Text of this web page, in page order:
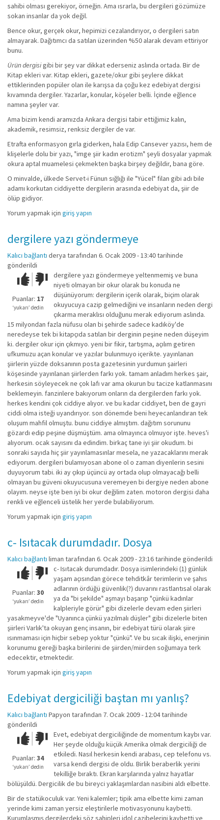
sahibi olması gerekiyor, örneğin. Ama ısrarla, bu dergileri gözümüze
sokan insanlar da yok değil.
Bence okur, gerçek okur, hepimizi cezalandırıyor, o dergileri satın
almayarak. Dağıtımcı da satılan üzerinden %50 alarak devam ettiriyor
bunu.
Ürün dergisigibi bir şey var dikkat ederseniz aslında ortada. Bir de
Kitap ekleri var. Kitap ekleri, gazete/okur gibi şeylere dikkat
ettiklerinden popüler olan ile karışsa da çoğu kez edebiyat dergisi
kıvamında dergiler. Yazarlar, konular, köşeler belli. İçinde eğlence
namına şeyler var.
Ama bizim kendi aramızda Ankara dergisi tabir ettiğimiz kalın,
akademik, resimsiz, renksiz dergiler de var.
Etrafta enformasyon gırla giderken, hala Edip Cansever yazısı, hem de
klişelerle dolu bir yazı, "imge şiir kadın erotizm" şeyli dosyalar yapmak
okura aptal muamelesi çekmekten başka birşey değildir, bana göre.
O minvalde, ülkede Servet-i Fünun sığlığı ile "Yücel" filan gibi adı bile
adamı korkutan ciddiyette dergilerin arasında edebiyat da, şiir de
ölüp gidiyor.
Yorum yapmak için giriş yapın
dergilere yazı göndermeye
Kalıcı bağlantı derya tarafından 6. Ocak 2009 - 13:40 tarihinde
gönderildi
Çok iyi!O
kadar
iyi
değil!
Puanlar: 17
‘yukarı’ dedin
dergilere yazı göndermeye yeltenmemiş ve buna
niyeti olmayan bir okur olarak bu konuda ne
düşünüyorum: dergilerin içerik olarak, biçim olarak
okuyucuya cazip gelmediğini ve insanların neden dergi
çıkarma meraklısı olduğunu merak ediyorum aslında.
15 milyondan fazla nüfusu olan bi şehirde sadece kadıköy'de
neredeyse tek bi kitapçıda satılan bir derginin peşine neden düşeyim
ki. dergiler okur için çıkmıyo. yeni bir fikir, tartışma, açılım getiren
ufkumuzu açan konular ve yazılar bulunmuyo içerikte. yayınlanan
şiirlerin yüzde doksanının posta gazetesinin yurdumun şairleri
köşesinde yayınlanan şiirlerden farkı yok. tamam anladım herkes şair,
herkesin söyleyecek ne çok lafı var ama okurun bu tacize katlanmasını
beklemeyin. fanzinlere bakıyorum onların da dergilerden farkı yok.
herkes kendini çok ciddiye alıyor. ve bu kadar ciddiyet, ben de gayri
ciddi olma isteği uyandırıyor. son dönemde beni heyecanlandıran tek
oluşum mahfil olmuştu. bunu ciddiye almıştım. dağıtım sorununu
gözardı edip peşine düşmüştüm. ama olmayınca olmuyor işte. heves'i
alıyorum. ocak sayısını da edindim. birkaç tane iyi şiir okudum. bi
sonraki sayıda hiç şiir yayınlamasınlar mesela, ne yazacaklarını merak
ediyorum. dergileri bulamıyosan abone ol o zaman diyenlerin sesini
duyuyorum tabi. iki ay çıkıp üçüncü ay ortada olup olmayacağı belli
olmayan bu güveni okuyucusuna veremeyen bi dergiye neden abone
olayım. neyse işte ben iyi bi okur değilim zaten. motoron dergisi daha
renkli ve eğlenceli üstelik her yerde bulabiliyorum.
Yorum yapmak için giriş yapın
c- Isıtacak durumdadır. Dosya
Kalıcı bağlantı liman tarafından 6. Ocak 2009 - 23:16 tarihinde gönderildi
Çok iyi!O
kadar
iyi
değil!
Puanlar: 30
‘yukarı’ dedin
c- Isıtacak durumdadır. Dosya isimlerindeki (1) günlük
yaşam açısından görece tehditkâr terimlerin ve şahıs
adlarının ördüğü güvenlik(?) duvarını rastlantısal olarak
ya da "bi şekilde" aşmayı başarıp "çünkü kadınlar
kalpleriyle görür" gibi dizelerle devam eden şiirleri
yasakmeyve'de "Uyanınca çünkü yazılmalı düşler" gibi dizelerle biten
şiirleri Varlık'ta okuyan genç insanın, bir edebiyat türü olarak şiire
ısınmaması için hiçbir sebep yoktur "çünkü". Ve bu sıcak ilişki, enerjinin
korunumu gereği başka birilerini de şiirden/miirden soğumaya terk
edecektir, etmektedir.
Yorum yapmak için giriş yapın
Edebiyat dergiciliği baştan mı yanlış?
Kalıcı bağlantı Papyon tarafından 7. Ocak 2009 - 12:04 tarihinde
gönderildi
Çok iyi!O
kadar
iyi
değil!
Puanlar: 34
‘yukarı’ dedin
Evet, edebiyat dergiciliğinde de momentum kaybı var.
Her şeyde olduğu küçük Amerika olmak dergiciliği de
etkiledi. Nasıl herkesin kendi arabası, cep telefonu vs.
varsa kendi dergisi de oldu. Birlik beraberlik yerini
tekilliğe bıraktı. Ekran karşılarında yalnız hayatlar
bölüşüldü. Dergicilik de bu bireyci yaklaşımlardan nasibini aldı elbette.
Bir de statükoculuk var. Yeni kalemler; tipik ama elbette kimi zaman
yerinde kimi zaman yersiz eleştirilerle motivasyonunu kaybetti.
Kurumlaşmış dergilerdeki söz sahipleri idol cazibelerini kaybetti ve